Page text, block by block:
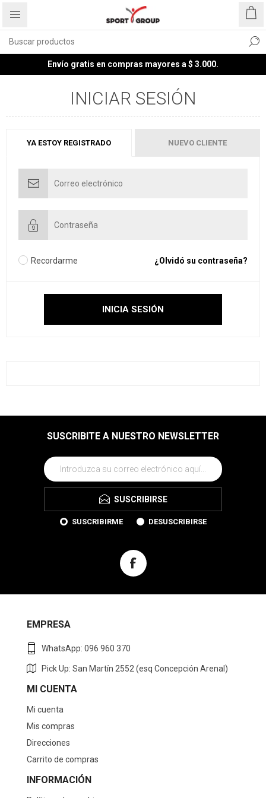
Envío gratis en compras mayores a $ 3.000.
INICIAR SESIÓN
YA ESTOY REGISTRADO NUEVO CLIENTE
Recordarme ¿Olvidó su contraseña?
SUSCRIBITE A NUESTRO NEWSLETTER
SUSCRIBIRSE
SUSCRIBIRME DESUSCRIBIRSE
EMPRESA
WhatsApp: 096 960 370
Pick Up: San Martín 2552 (esq Concepción Arenal)
MI CUENTA
Mi cuenta
Mis compras
Direcciones
Carrito de compras
INFORMACIÓN